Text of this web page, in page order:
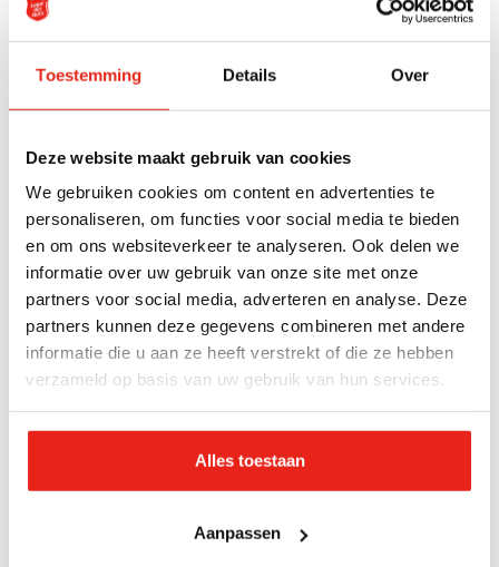
Toestemming Details Over
Deze website maakt gebruik van cookies
We gebruiken cookies om content en advertenties te
personaliseren, om functies voor social media te bieden
en om ons websiteverkeer te analyseren. Ook delen we
informatie over uw gebruik van onze site met onze
partners voor social media, adverteren en analyse. Deze
partners kunnen deze gegevens combineren met andere
informatie die u aan ze heeft verstrekt of die ze hebben
verzameld op basis van uw gebruik van hun services.
Alles toestaan
Aanpassen
buurtlocatie van het Leger des Heils. Aan de
Horizonstraat 77 vind je onze
buurthuiskamer,
en kledingwinkel.
tabbladen bovenaan deze pagina.
Weekprogramma:
Dinsdag
10:00 - 12:00 uur: CreaClub
19:30 uur: Bonte Dinsdagavond Groep
10:00 - 12:30 uur: huiskamer en kledingwinkel
Donderdag
10:00 - 13:00 uur: huiskamer en kledingwinkel